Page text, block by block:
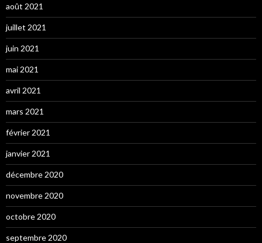
août 2021
juillet 2021
juin 2021
mai 2021
avril 2021
mars 2021
février 2021
janvier 2021
décembre 2020
novembre 2020
octobre 2020
septembre 2020